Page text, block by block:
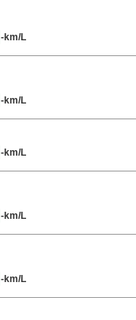
-km/L
-km/L
-km/L
-km/L
-km/L